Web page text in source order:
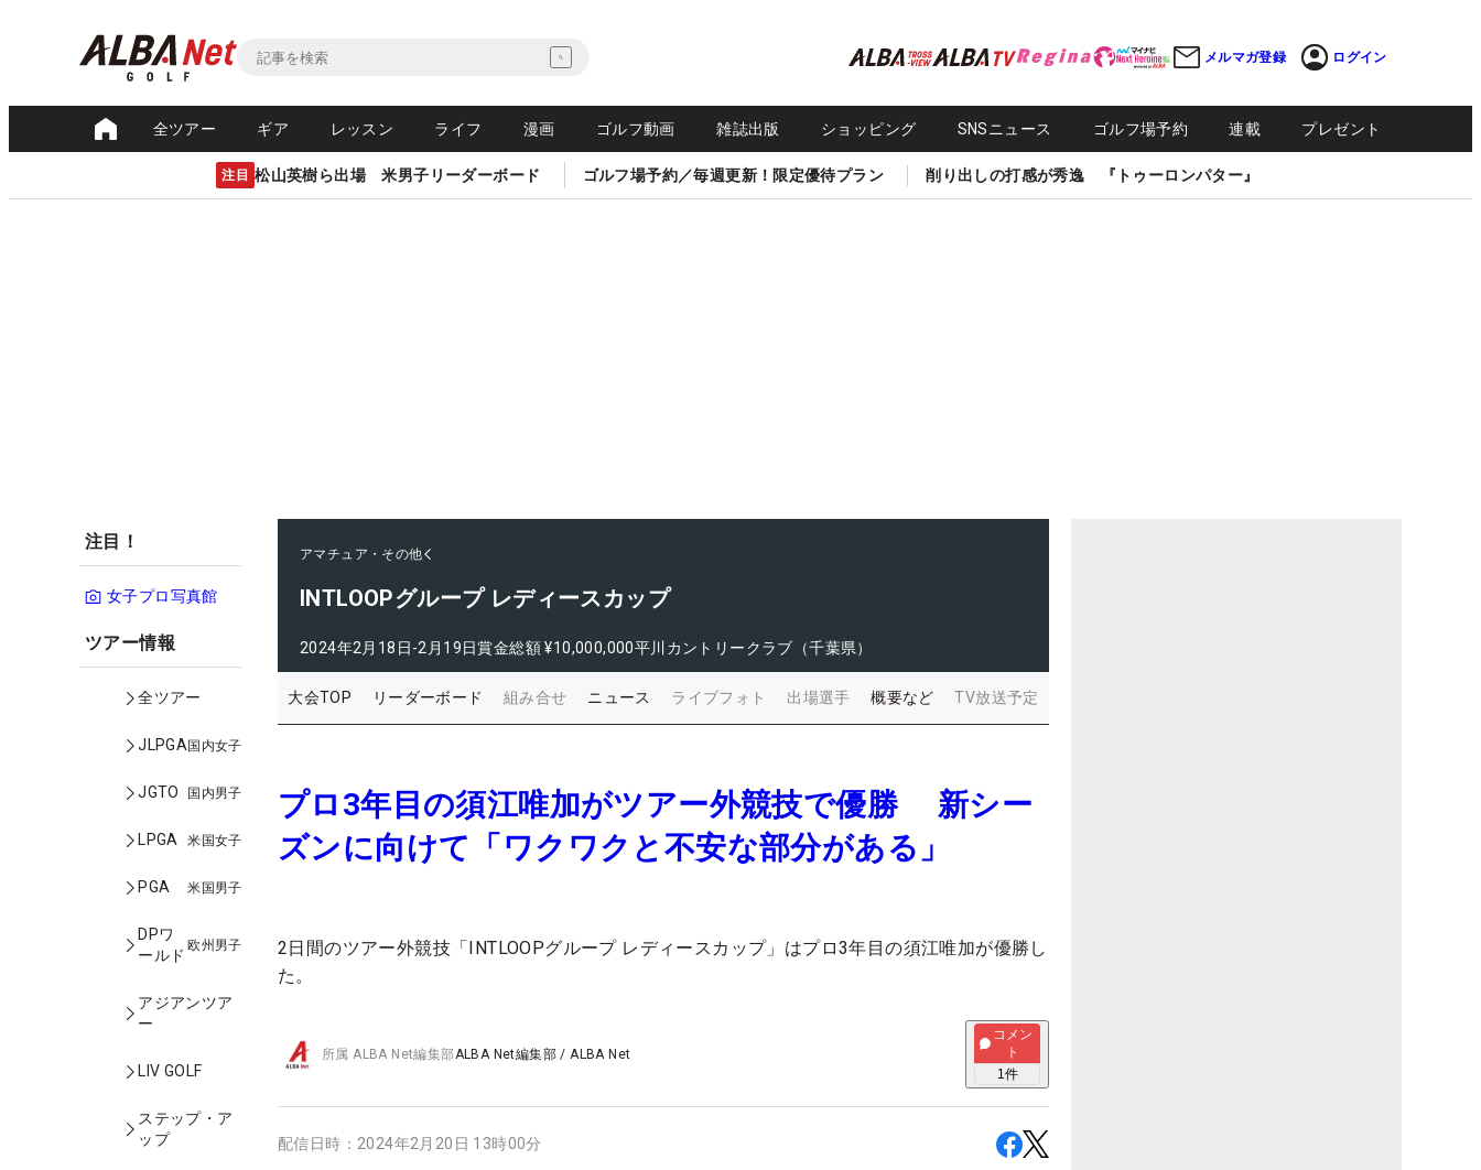
メルマガ登録 ログイン
全ツアー ギア レッスン ライフ 漫画 ゴルフ動画 雑誌出版 ショッピング SNSニュース ゴルフ場予約 連載 プレゼント
注目 松山英樹ら出場 米男子リーダーボード ゴルフ場予約／毎週更新！限定優待プラン 削り出しの打感が秀逸 『トゥーロンパター』
注目！
女子プロ写真館
ツアー情報
全ツアー
JLPGA国内女子
JGTO 国内男子
LPGA 米国女子
PGA 米国男子
DPワ
ールド
欧州男子
アジアンツア
ー
LIV GOLF
ステップ・ア
ップ
アマチュア・その他
INTLOOPグループ レディースカップ
2024年2月18日-2月19日賞金総額 ¥10,000,000平川カントリークラブ（千葉県）
大会TOP リーダーボード 組み合せ ニュース ライブフォト 出場選手 概要など TV放送予定
プロ3年目の須江唯加がツアー外競技で優勝 新シー
ズンに向けて「ワクワクと不安な部分がある」
2日間のツアー外競技「INTLOOPグループ レディースカップ」はプロ3年目の須江唯加が優勝し
た。
所属ALBA Net編集部ALBA Net編集部 /ALBA Net
コメン
ト
1件
配信日時： 2024年2月20日 13時00分